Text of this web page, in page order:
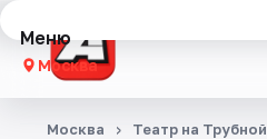
Меню
Москва
Концерты
Москва Театр на Трубной